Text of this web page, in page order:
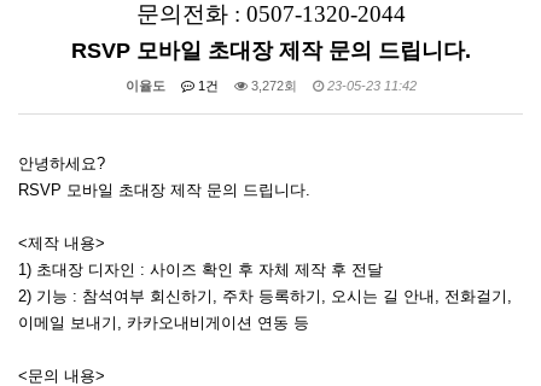
문의전화 : 0507-1320-2044
RSVP 모바일 초대장 제작 문의 드립니다.
이율도 1건 3,272회 23-05-23 11:42
안녕하세요?
RSVP 모바일 초대장 제작 문의 드립니다.
<제작 내용>
1) 초대장 디자인 : 사이즈 확인 후 자체 제작 후 전달
2) 기능 : 참석여부 회신하기, 주차 등록하기, 오시는 길 안내, 전화걸기,
이메일 보내기, 카카오내비게이션 연동 등
<문의 내용>